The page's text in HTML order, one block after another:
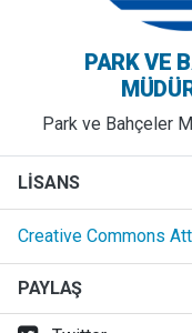
PARK VE
Park ve Bahçeler
LISANS
Creative Commons
PAYLAŞ